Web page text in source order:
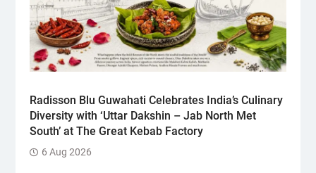
Radisson Blu Guwahati Celebrates India’s Culinary
Diversity with ‘Uttar Dakshin – Jab North Met
South’ at The Great Kebab Factory
6 Aug 2026